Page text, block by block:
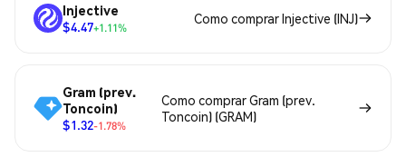
Injective
$4.47+1.11%
Como comprar Injective (INJ)
Gram (prev.
Toncoin)
$1.32-1.78%
Como comprar Gram (prev.
Toncoin) (GRAM)